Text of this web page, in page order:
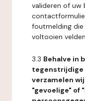
valideren of uw
foutmelding
voltooien
3.3 Behalve in
tegenstrijdige
verzamelen
"gevoelige" of